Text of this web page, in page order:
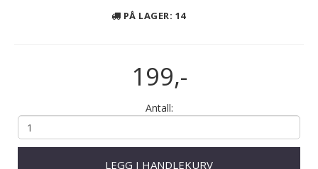
PÅ LAGER: 14
199,-
Antall:
LEGG I HANDLEKURV